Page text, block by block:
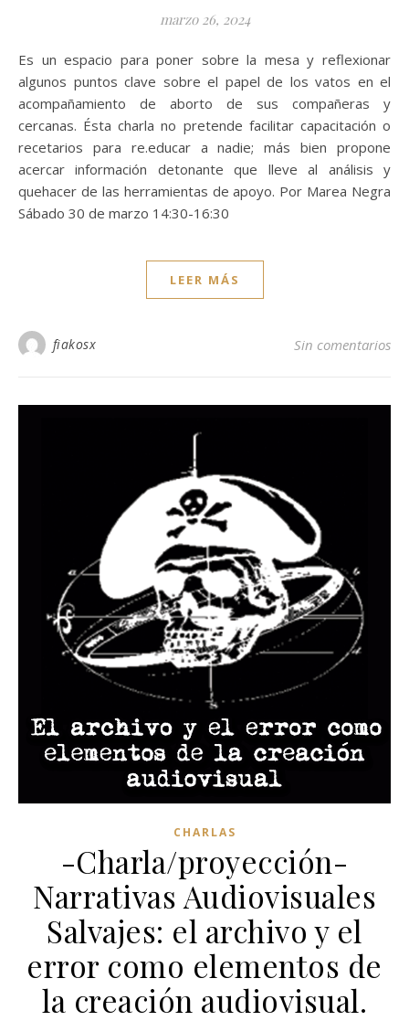
marzo 26, 2024
Es un espacio para poner sobre la mesa y reflexionar
algunos puntos clave sobre el papel de los vatos en el
acompañamiento de aborto de sus compañeras y
cercanas. Ésta charla no pretende facilitar capacitación o
recetarios para re.educar a nadie; más bien propone
acercar información detonante que lleve al análisis y
quehacer de las herramientas de apoyo. Por Marea Negra
Sábado 30 de marzo 14:30-16:30
LEER MÁS
fiakosx Sin comentarios
CHARLAS
-Charla/proyección-
Narrativas Audiovisuales
Salvajes: el archivo y el
error como elementos de
la creación audiovisual.